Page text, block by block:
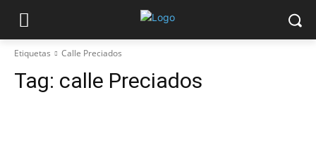
Etiquetas Calle Preciados
Tag: calle Preciados